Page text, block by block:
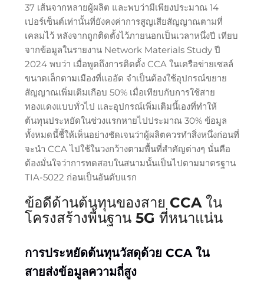
37 เส้นจากหลายผู้ผลิต และพบว่ามีเพียงประมาณ 14
เปอร์เซ็นต์เท่านั้นที่ยังคงค่าการสูญเสียสัญญาณตามที่
เคลมไว้ หลังจากถูกติดตั้งไว้ภายนอกเป็นเวลาหนึ่งปี เทียบ
จากข้อมูลในรายงาน Network Materials Study ปี
2024 พบว่า เมื่อพูดถึงการติดตั้ง CCA ในเครือข่ายเซลล์
ขนาดเล็กตามเมืองที่แออัด จำเป็นต้องใช้อุปกรณ์ขยาย
สัญญาณเพิ่มเติมเกือบ 50% เมื่อเทียบกับการใช้สาย
ทองแดงแบบทั่วไป และอุปกรณ์เพิ่มเติมนี้เองที่ทำให้
ต้นทุนประหยัดในช่วงแรกหายไปประมาณ 30% ข้อมูล
ทั้งหมดนี้ชี้ให้เห็นอย่างชัดเจนว่าผู้ผลิตควรทำสิ่งหนึ่งก่อนที่
จะนำ CCA ไปใช้ในวงกว้างตามพื้นที่สำคัญต่างๆ นั่นคือ
ต้องมั่นใจว่าการทดสอบในสนามนั้นเป็นไปตามมาตรฐาน
TIA-5022 ก่อนเป็นอันดับแรก
ข้อดีด้านต้นทุนของสาย CCA ใน
โครงสร้างพื้นฐาน 5G ที่หนาแน่น
การประหยัดต้นทุนวัสดุด้วย CCA ใน
สายส่งข้อมูลความถี่สูง